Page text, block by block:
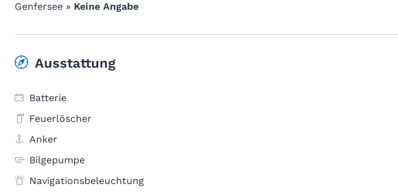
Genfersee » Keine Angabe
Ausstattung
Batterie
Feuerlöscher
Anker
Bilgepumpe
Navigationsbeleuchtung